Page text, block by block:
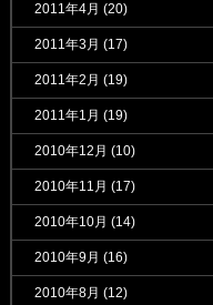
2011年4月 (20)
2011年3月 (17)
2011年2月 (19)
2011年1月 (19)
2010年12月 (10)
2010年11月 (17)
2010年10月 (14)
2010年9月 (16)
2010年8月 (12)